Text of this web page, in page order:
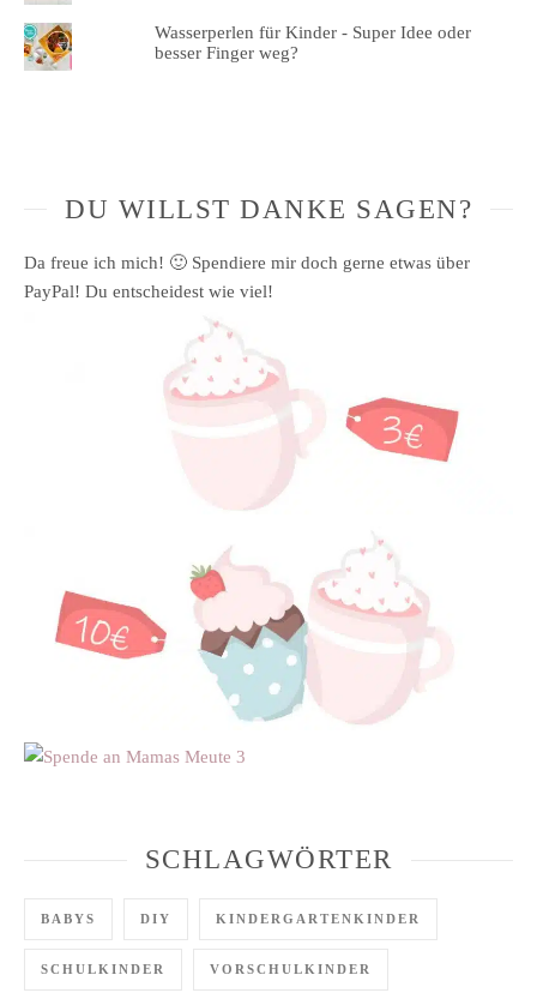
Wasserperlen für Kinder - Super Idee oder
besser Finger weg?
DU WILLST DANKE SAGEN?
Da freue ich mich! 🙂 Spendiere mir doch gerne etwas über
PayPal! Du entscheidest wie viel!
SCHLAGWÖRTER
BABYS DIY KINDERGARTENKINDER
SCHULKINDER VORSCHULKINDER